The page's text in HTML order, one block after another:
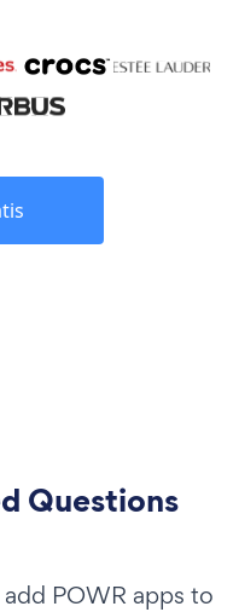
Questions
POWR apps to